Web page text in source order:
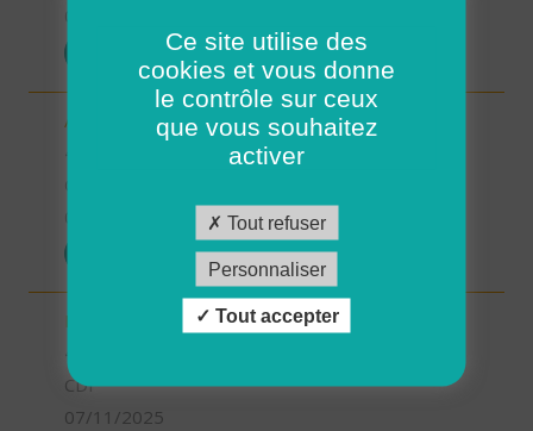
Aide-soignant.e Limogne en Quercy (H/F)
Responsable du développement (H/F)
CDI
07/11/2025
Ce site utilise des
cookies et vous donne
le contrôle sur ceux
que vous souhaitez
activer
Tout refuser
Personnaliser
Tout accepter